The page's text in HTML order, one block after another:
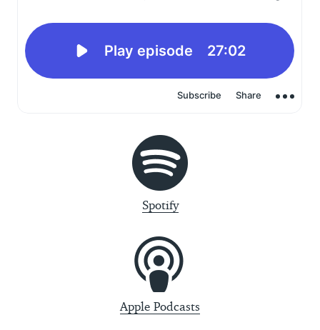
Spotify
Apple Podcasts